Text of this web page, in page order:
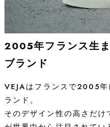
2005年フランス生
ブランド
VEJAはフランスで2005
ランド。
そのデザイン性の高さだ